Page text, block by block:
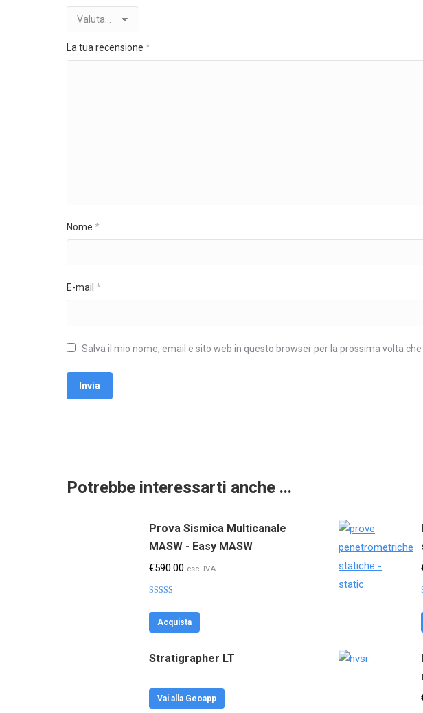
La tua recensione *
Nome *
E-mail *
Salva il mio nome, email e sito web in questo browser per la prossima volta
Potrebbe interessarti anche ...
Prova Sismica Multicanale
MASW - Easy MASW
€590.00 esc. IVA
4.56su 5
Acquista
Stratigrapher LT
Vai alla Geoapp